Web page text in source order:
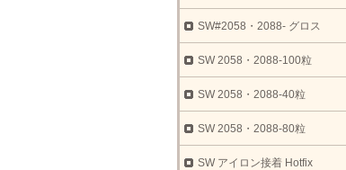
SW#2058・2088- グロス
SW 2058・2088-100粒
SW 2058・2088-40粒
SW 2058・2088-80粒
SW アイロン接着 Hotfix